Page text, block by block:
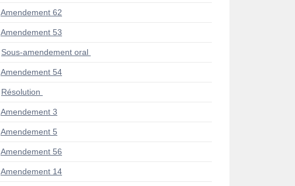
Amendement 62
Amendement 53
Sous-amendement oral
Amendement 54
Résolution
Amendement 3
Amendement 5
Amendement 56
Amendement 14